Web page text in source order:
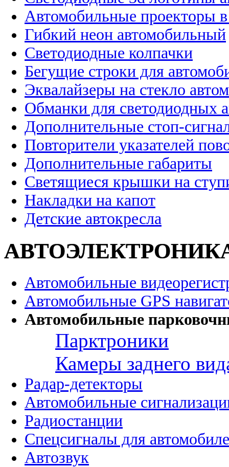
Автомобильные проекторы
Гибкий неон автомобильный
Светодиодные колпачки
Бегущие строки для
Эквалайзеры на стекло
Обманки для светодиодных
Дополнительные стоп-
Повторители указателей
Дополнительные габариты
Светящиеся крышки на
Накладки на капот
Детские автокресла
Автомобильные
Автомобильные GPS
Автомобильные
Парктроники
Камеры заднего
Радар-детекторы
Автомобильные
Радиостанции
Спецсигналы для
Автозвук